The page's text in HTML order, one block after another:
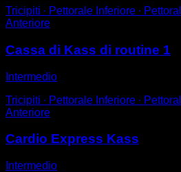
Tricipiti ∙ Pettorale Inferiore ∙
Anteriore
Cassa di Kass di routine 1
Intermedio
Tricipiti ∙ Pettorale Inferiore ∙
Anteriore
Cardio Express Kass
Intermedio